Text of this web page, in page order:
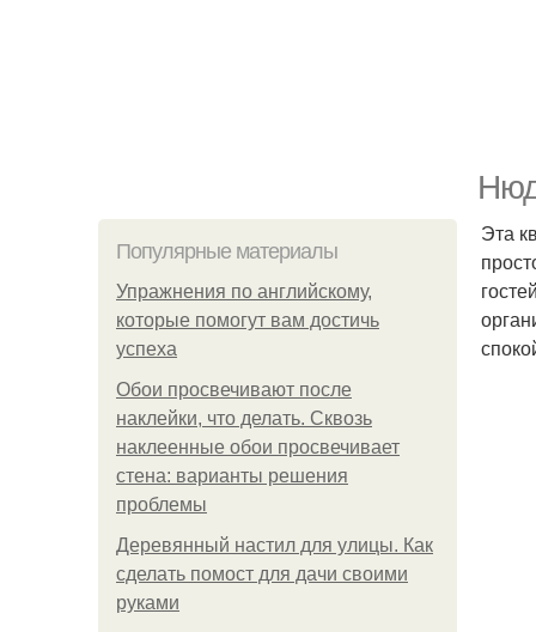
Популярные материалы
Упражнения по английскому,
которые помогут вам достичь
успеха
Обои просвечивают после
наклейки, что делать. Сквозь
наклеенные обои просвечивает
стена: варианты решения
проблемы
Деревянный настил для улицы. Как
сделать помост для дачи своими
руками
Эта